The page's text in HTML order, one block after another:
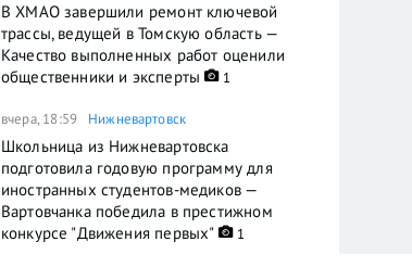
В ХМАО завершили ремонт ключевой
трассы, ведущей в Томскую область —
Качество выполненных работ оценили
общественники и эксперты
1
вчера, 18:59 Нижневартовск
Школьница из Нижневартовска
подготовила годовую программу для
иностранных студентов-медиков —
Вартовчанка победила в престижном
конкурсе "Движения первых"
1